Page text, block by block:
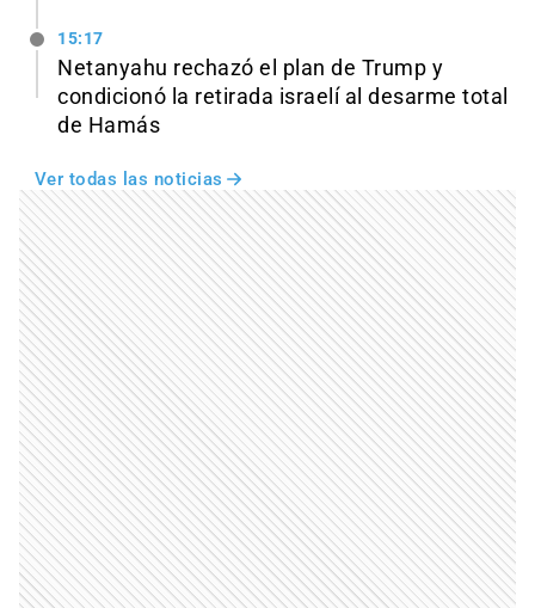
15:17
Netanyahu rechazó el plan de Trump y
condicionó la retirada israelí al desarme total
de Hamás
Ver todas las noticias